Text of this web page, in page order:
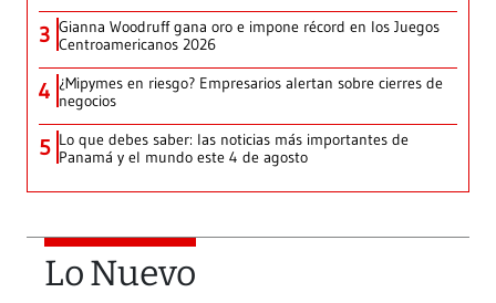
3 Gianna Woodruff gana oro e impone récord en los Juegos
Centroamericanos 2026
4 ¿Mipymes en riesgo? Empresarios alertan sobre cierres de
negocios
5 Lo que debes saber: las noticias más importantes de
Panamá y el mundo este 4 de agosto
Lo Nuevo